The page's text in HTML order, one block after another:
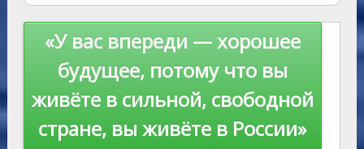
s
ni
ki
n
al
p
st Li
n
k
Навигация
записям
«У вас впереди — хорошее
будущее, потому что вы
живёте в сильной, свободной
стране, вы живёте в России»